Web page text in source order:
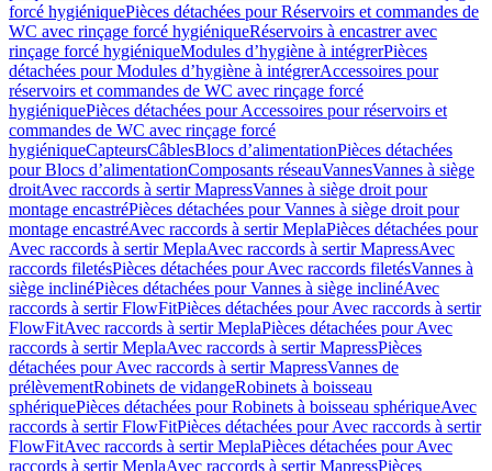
forcé hygiéniquePièces détachées pour Réservoirs et commandes de
WC avec rinçage forcé hygiéniqueRéservoirs à encastrer avec
rinçage forcé hygiéniqueModules d’hygiène à intégrerPièces
détachées pour Modules d’hygiène à intégrerAccessoires pour
réservoirs et commandes de WC avec rinçage forcé
hygiéniquePièces détachées pour Accessoires pour réservoirs et
commandes de WC avec rinçage forcé
hygiéniqueCapteursCâblesBlocs d’alimentationPièces détachées
pour Blocs d’alimentationComposants réseauVannesVannes à siège
droitAvec raccords à sertir MapressVannes à siège droit pour
montage encastréPièces détachées pour Vannes à siège droit pour
montage encastréAvec raccords à sertir MeplaPièces détachées pour
Avec raccords à sertir MeplaAvec raccords à sertir MapressAvec
raccords filetésPièces détachées pour Avec raccords filetésVannes à
siège inclinéPièces détachées pour Vannes à siège inclinéAvec
raccords à sertir FlowFitPièces détachées pour Avec raccords à sertir
FlowFitAvec raccords à sertir MeplaPièces détachées pour Avec
raccords à sertir MeplaAvec raccords à sertir MapressPièces
détachées pour Avec raccords à sertir MapressVannes de
prélèvementRobinets de vidangeRobinets à boisseau
sphériquePièces détachées pour Robinets à boisseau sphériqueAvec
raccords à sertir FlowFitPièces détachées pour Avec raccords à sertir
FlowFitAvec raccords à sertir MeplaPièces détachées pour Avec
raccords à sertir MeplaAvec raccords à sertir MapressPièces